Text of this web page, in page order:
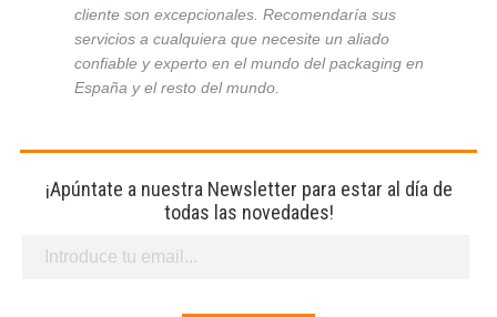
cliente son excepcionales. Recomendaría sus
servicios a cualquiera que necesite un aliado
confiable y experto en el mundo del packaging en
España y el resto del mundo.
¡Apúntate a nuestra Newsletter para estar al día de
todas las novedades!